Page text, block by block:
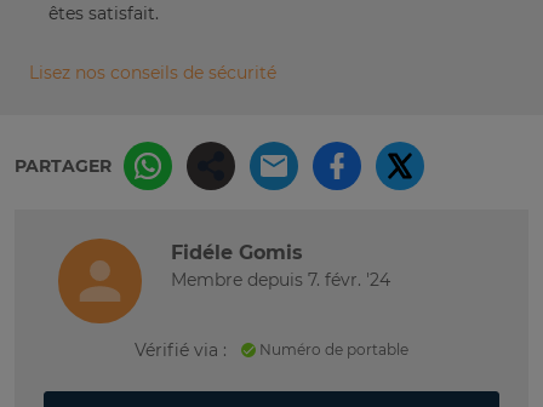
êtes satisfait.
Lisez nos conseils de sécurité
PARTAGER
Fidéle Gomis
Membre depuis 7. févr. '24
Vérifié via : Numéro de portable